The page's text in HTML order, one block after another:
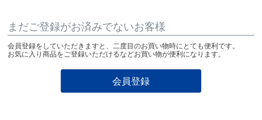
まだご登録がお済みでないお客様
会員登録をしていただきますと、二度目のお買い物時にとても便利です。
お気に入り商品をご登録いただけるなどお買い物が便利になります。
会員登録